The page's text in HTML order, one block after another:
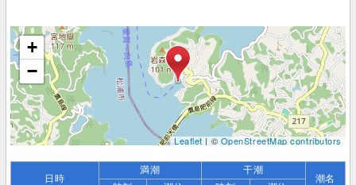
+
−
Leaflet| ©OpenStreetMap contributors
日時
満潮 干潮
潮名